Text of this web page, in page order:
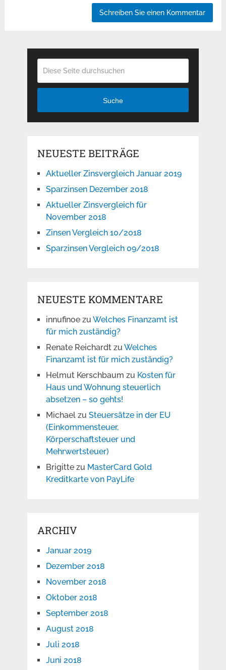
Suche
NEUESTE BEITRÄGE
Aktueller Zinsvergleich Januar 2019
Sparzinsen Dezember 2018
Aktueller Zinsvergleich für
November 2018
Zinsen Vergleich 10/2018
Sparzinsen Vergleich 09/2018
NEUESTE KOMMENTARE
innufinoezu Welches Finanzamt ist
für mich zuständig?
Renate Reichardtzu Welches
Finanzamt ist für mich zuständig?
Helmut Kerschbaum zu Kosten für
Haus und Wohnung steuerlich
absetzen – so gehts!
Michaelzu Steuersätze in der EU
(Einkommensteuer,
Körperschaftsteuer und
Mehrwertsteuer)
Brigittezu MasterCard Gold
Kreditkarte von PayLife
ARCHIV
Januar 2019
Dezember 2018
November 2018
Oktober 2018
September 2018
August 2018
Juli 2018
Juni 2018